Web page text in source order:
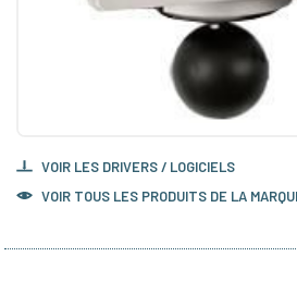
VOIR LES DRIVERS / LOGICIELS
VOIR TOUS LES PRODUITS DE LA